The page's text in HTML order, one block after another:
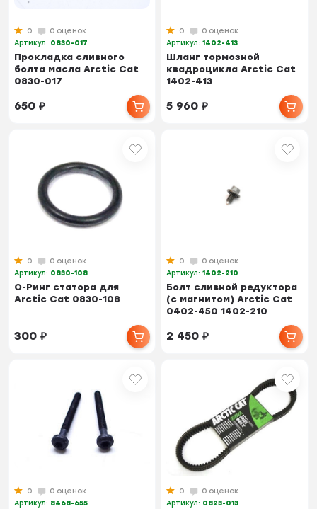
0
0 оценок
Артикул: 0830-017
Прокладка сливного
болта масла Arctic Cat
0830-017
650₽
0
0 оценок
Артикул:1402-413
Шланг тормозной
квадроцикла Arctic Cat
1402-413
5 960₽
0
0 оценок
Артикул: 0830-108
О-Ринг статора для
Arctic Cat 0830-108
300₽
0
0 оценок
Артикул:1402-210
Болт сливной редуктора
(с магнитом) Arctic Cat
0402-450 1402-210
2 450₽
0
0 оценок
Артикул: 8468-655
0
0 оценок
Артикул: 0823-013